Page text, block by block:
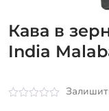
Кава в
India